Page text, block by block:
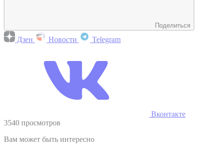
Поделиться
Дзен Новости Telegram
Вконтакте
3540 просмотров
Вам может быть интересно